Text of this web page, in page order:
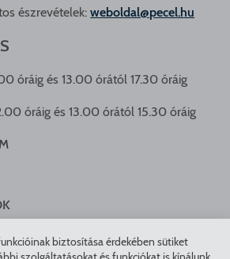
észrevételek:weboldal@pecel.hu
óráig és 13.00 órától 17.30 óráig
óráig és 13.00 órától 15.30 óráig
biztosítása érdekében sütiket